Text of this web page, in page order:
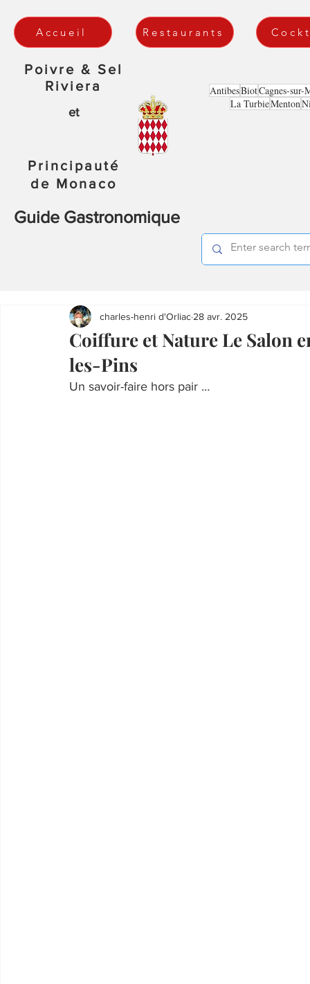
Accueil Restaurants
Poivre & Sel
Riviera
et
Principauté
de Monaco
Guide Gastronomique
AntibesBiotCagnes-sur-
La TurbieMenton
Coiffure et Nature Le Salon
les-Pins
charles-henri d'Orliac 28 avr. 2025
Un savoir-faire hors pair …